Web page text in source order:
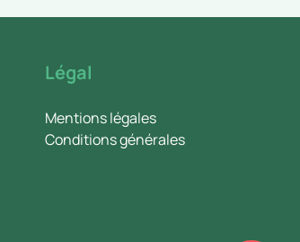
Légal
Mentions légales
Conditions générales